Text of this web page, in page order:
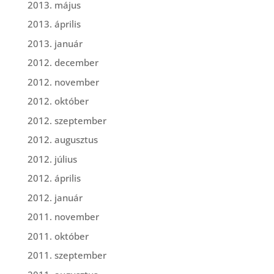
2013. május
2013. április
2013. január
2012. december
2012. november
2012. október
2012. szeptember
2012. augusztus
2012. július
2012. április
2012. január
2011. november
2011. október
2011. szeptember